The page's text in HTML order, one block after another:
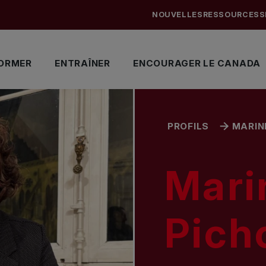
ENTRAÎNER ENCOURAGER LE CANADA
NOUVELLES RESSOURCES
PROFILS